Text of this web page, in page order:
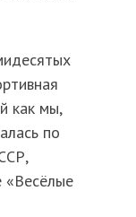
как мы,
по
«Весёлые